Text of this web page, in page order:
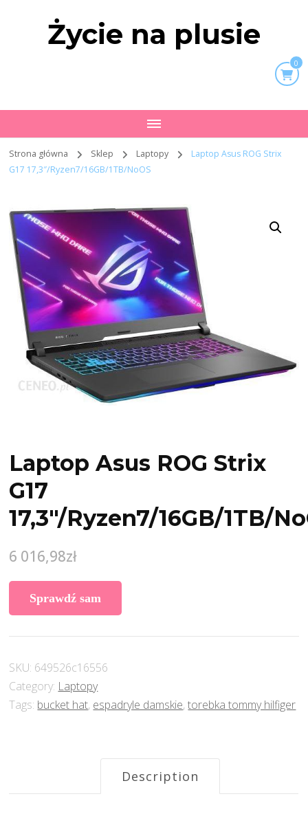
Życie na plusie
0
Strona główna Sklep Laptopy
Laptop Asus ROG Strix
G17 17,3″/Ryzen7/16GB/1TB/NoOS
Laptop Asus ROG Strix
G17
17,3″/Ryzen7/16GB/1TB/
6 016,98zł
Sprawdź sam
SKU: 649526c16556
Category: Laptopy
Tags: bucket hat, espadryle damskie,torebka tommy hilfiger
Description